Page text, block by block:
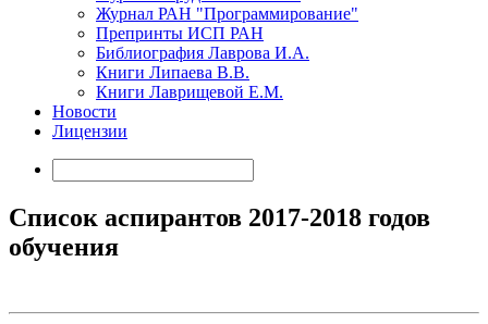
Журнал РАН "Программирование"
Препринты ИСП РАН
Библиография Лаврова И.А.
Книги Липаева В.В.
Книги Лаврищевой Е.М.
Новости
Лицензии
Список аспирантов 2017-2018 годов
обучения